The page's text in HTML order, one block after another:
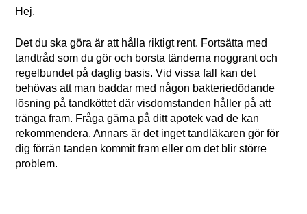
Hej,
Det du ska göra är att hålla riktigt rent. Fortsätta med
tandtråd som du gör och borsta tänderna noggrant och
regelbundet på daglig basis. Vid vissa fall kan det
behövas att man baddar med någon bakteriedödande
lösning på tandköttet där visdomstanden håller på att
tränga fram. Fråga gärna på ditt apotek vad de kan
rekommendera. Annars är det inget tandläkaren gör för
dig förrän tanden kommit fram eller om det blir större
problem.